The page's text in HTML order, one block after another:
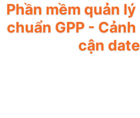
Phần mềm quản
chuẩn GPP -
cận date